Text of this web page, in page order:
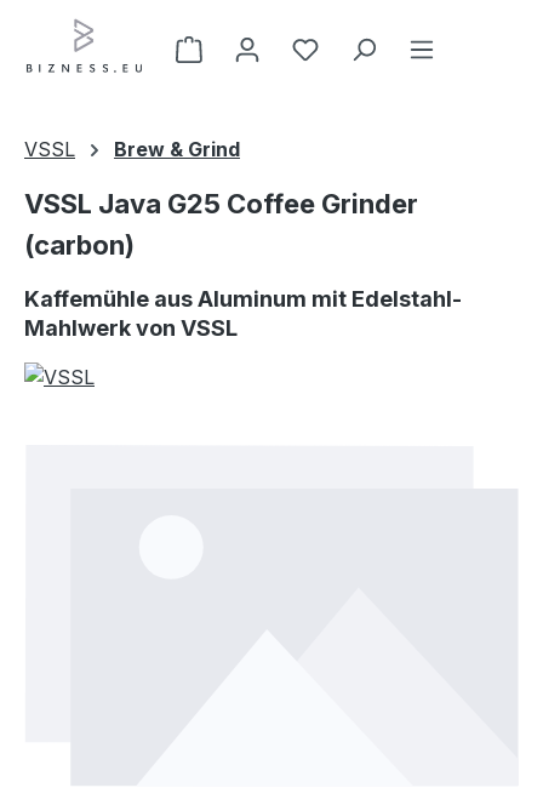
Zum Hauptinhalt springen
VSSL Brew & Grind
VSSL Java G25 Coffee Grinder
(carbon)
Kaffemühle aus Aluminum mit Edelstahl-
Mahlwerk von VSSL